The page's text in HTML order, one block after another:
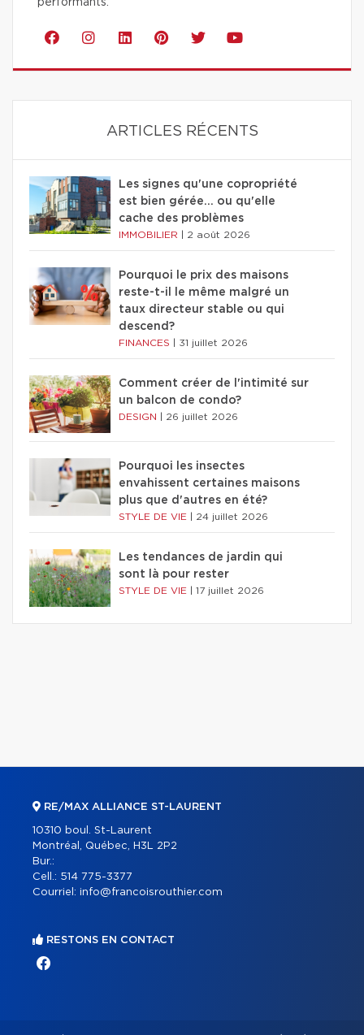
performants.
ARTICLES RÉCENTS
Les signes qu'une copropriété
est bien gérée… ou qu'elle
cache des problèmes
IMMOBILIER 2 août 2026
Pourquoi le prix des maisons
reste-t-il le même malgré un
taux directeur stable ou qui
descend?
FINANCES 31 juillet 2026
Comment créer de l'intimité sur
un balcon de condo?
DESIGN 26 juillet 2026
Pourquoi les insectes
envahissent certaines maisons
plus que d'autres en été?
STYLE DE VIE 24 juillet 2026
Les tendances de jardin qui
sont là pour rester
STYLE DE VIE 17 juillet 2026
RE/MAX ALLIANCE ST-LAURENT
10310 boul. St-Laurent
Montréal, Québec, H3L 2P2
Bur.:
Cell.: 514 775-3377
Courriel: info@francoisrouthier.com
RESTONS EN CONTACT